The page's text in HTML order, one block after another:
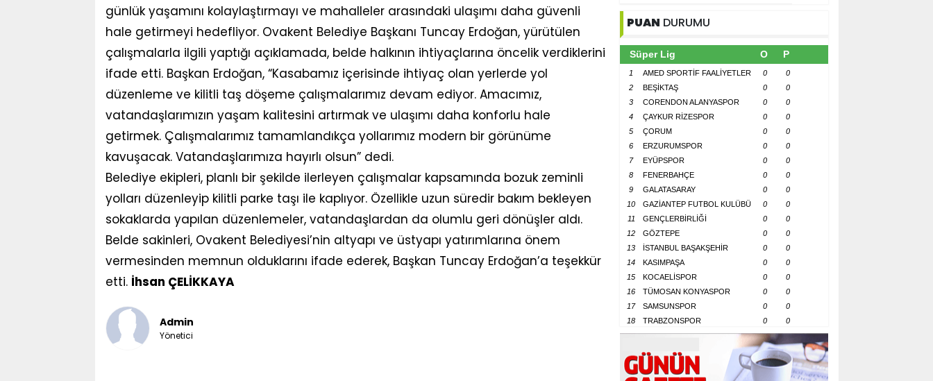
günlük yaşamını kolaylaştırmayı ve mahalleler arasındaki ulaşımı daha güvenli
hale getirmeyi hedefliyor. Ovakent Belediye Başkanı Tuncay Erdoğan, yürütülen
çalışmalarla ilgili yaptığı açıklamada, belde halkının ihtiyaçlarına öncelik verdiklerini
ifade etti. Başkan Erdoğan, “Kasabamız içerisinde ihtiyaç olan yerlerde yol
düzenleme ve kilitli taş döşeme çalışmalarımız devam ediyor. Amacımız,
vatandaşlarımızın yaşam kalitesini artırmak ve ulaşımı daha konforlu hale
getirmek. Çalışmalarımız tamamlandıkça yollarımız modern bir görünüme
kavuşacak. Vatandaşlarımıza hayırlı olsun” dedi.
Belediye ekipleri, planlı bir şekilde ilerleyen çalışmalar kapsamında bozuk zeminli
yolları düzenleyip kilitli parke taşı ile kaplıyor. Özellikle uzun süredir bakım bekleyen
sokaklarda yapılan düzenlemeler, vatandaşlardan da olumlu geri dönüşler aldı.
Belde sakinleri, Ovakent Belediyesi’nin altyapı ve üstyapı yatırımlarına önem
vermesinden memnun olduklarını ifade ederek, Başkan Tuncay Erdoğan’a teşekkür
etti. İhsan ÇELİKKAYA
Admin
Yönetici
PUAN DURUMU
Süper Lig O P
1 AMED SPORTİF FAALİYETLER 0
0
2
BEŞİKTAŞ 0
0
3
CORENDON ALANYASPOR 0
0
4
ÇAYKUR RİZESPOR 0
0
5
ÇORUM 0
0
6
ERZURUMSPOR 0
0
7
EYÜPSPOR 0
0
8
FENERBAHÇE 0
0
9
GALATASARAY 0
0
10
GAZİANTEP FUTBOL KULÜBÜ 0
0
11
GENÇLERBİRLİĞİ 0
0
12
GÖZTEPE 0
0
13
İSTANBUL BAŞAKŞEHİR 0
0
14
KASIMPAŞA 0
0
15
KOCAELİSPOR 0
0
16
TÜMOSAN KONYASPOR 0
0
17
SAMSUNSPOR 0
0
18
TRABZONSPOR 0 0